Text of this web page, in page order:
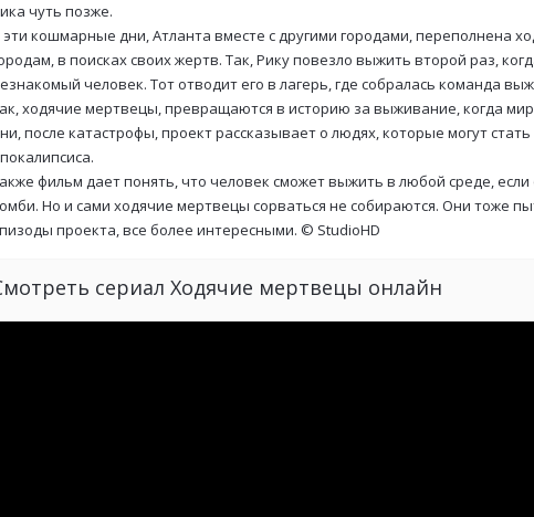
чуть позже.
эти кошмарные дни, Атланта вместе с другими городами, переполнена
в поисках своих жертв. Так, Рику повезло выжить второй раз,
человек. Тот отводит его в лагерь, где собралась команда
ходячие мертвецы, превращаются в историю за выживание, когда
после катастрофы, проект рассказывает о людях, которые могут
фильм дает понять, что человек сможет выжить в любой среде,
Но и сами ходячие мертвецы сорваться не собираются. Они тоже
проекта, все более интересными. © StudioHD
сериал Ходячие мертвецы онлайн